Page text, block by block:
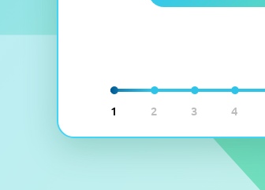
1 2 3 4